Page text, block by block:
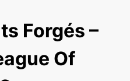
Forgés –
Of